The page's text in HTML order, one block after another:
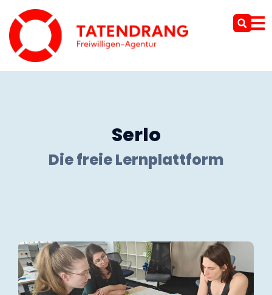
Serlo
Die freie Lernplattform